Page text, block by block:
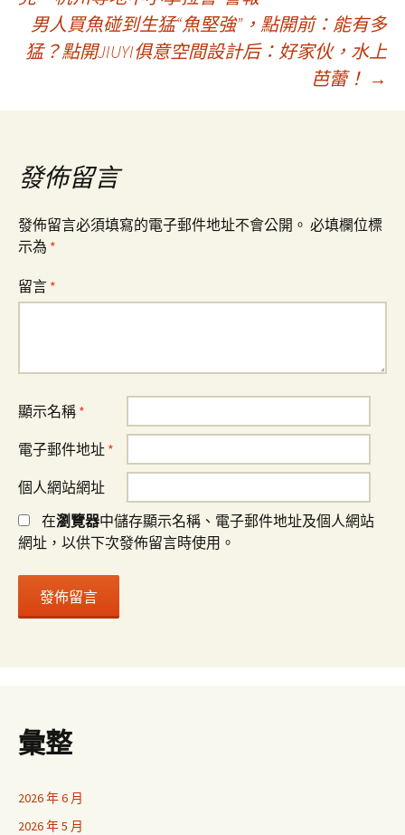
章
導
覽
男人買魚碰到生猛“魚堅強”，點開前：能有多
猛？點開JIUYI俱意空間設計后：好家伙，水上
芭蕾！ →
發佈留言
發佈留言必須填寫的電子郵件地址不會公開。 必填欄位標
示為 *
留言 *
顯示名稱 *
電子郵件地址 *
個人網站網址
在瀏覽器中儲存顯示名稱、電子郵件地址及個人網站
網址，以供下次發佈留言時使用。
彙整
2026 年 6 月
2026 年 5 月